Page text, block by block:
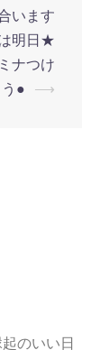
います
明日★
ナつけ
●
⟶
のいい日